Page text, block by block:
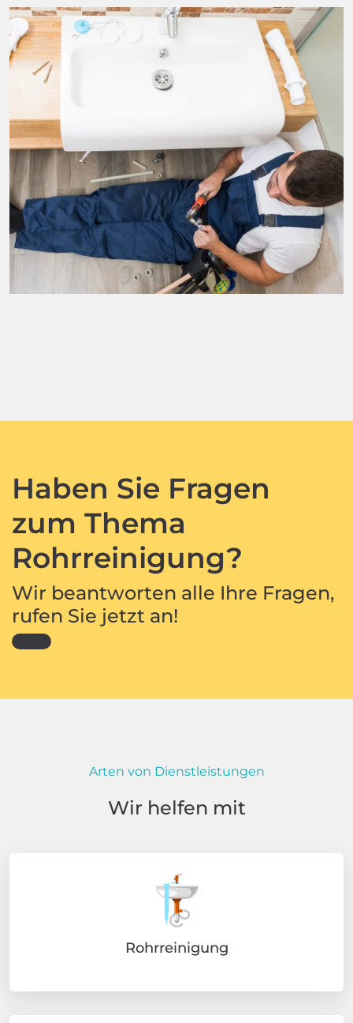
Haben Sie Fragen
zum Thema
Rohrreinigung?
Wir beantworten alle Ihre Fragen,
rufen Sie jetzt an!
Arten von Dienstleistungen
Wir helfen mit
Rohrreinigung